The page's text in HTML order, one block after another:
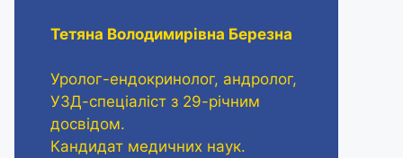
Тетяна Володимирівна Березна
Уролог-ендокринолог, андролог,
УЗД-спеціаліст з 29-річним
досвідом.
Кандидат медичних наук.